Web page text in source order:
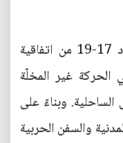
يُكرّس حق المرور البريء في المواد 17-19 من اتفاقية
الحركة غير المخلّة
الساحلية. وبناءً على
والسفن الحربية